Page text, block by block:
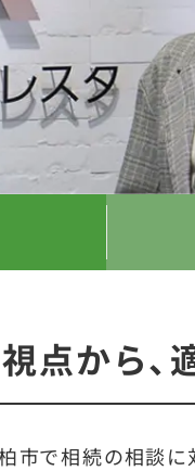
点から、
市で相続の相談